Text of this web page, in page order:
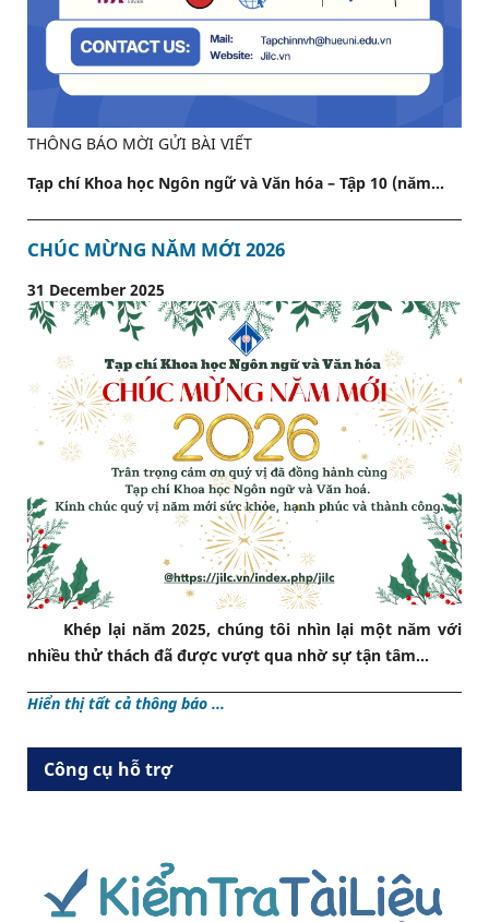
THÔNG BÁO MỜI GỬI BÀI VIẾT
Tạp chí Khoa học Ngôn ngữ và Văn hóa – Tập 10 (năm...
CHÚC MỪNG NĂM MỚI 2026
31 December 2025
Khép lại năm 2025, chúng tôi nhìn lại một năm với
nhiều thử thách đã được vượt qua nhờ sự tận tâm...
Hiển thị tất cả thông báo ...
Công cụ hỗ trợ